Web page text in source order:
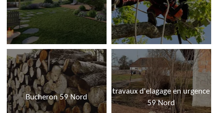
Bucheron 59 Nord
travaux d'elagage en urgence
59 Nord